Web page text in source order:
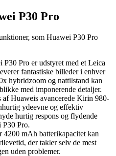
P30 Pro
som Huawei P30 Pro
P30 Pro er udstyret med et Leica
fantastiske billeder i enhver
hybridzoom og nattilstand kan
med imponerende detaljer.
af Huaweis avancerede Kirin 980-
ydeevne og effektiv
hurtig respons og flydende
P30 Pro.
4200 mAh batterikapacitet kan
der takler selv de mest
uden problemer.